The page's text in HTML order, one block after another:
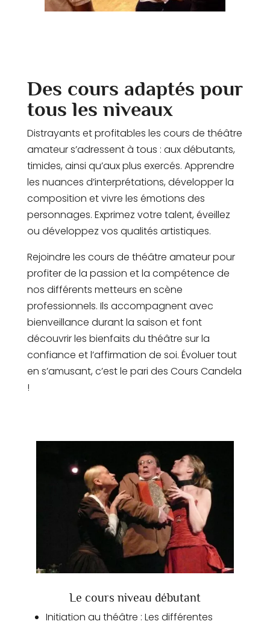
Des cours adaptés pour
tous les niveaux
Distrayants et profitables les cours de théâtre
amateur s’adressent à tous : aux débutants,
timides, ainsi qu’aux plus exercés. Apprendre
les nuances d’interprétations, développer la
composition et vivre les émotions des
personnages. Exprimez votre talent, éveillez
ou développez vos qualités artistiques.
Rejoindre les cours de théâtre amateur pour
profiter de la passion et la compétence de
nos différents metteurs en scène
professionnels. Ils accompagnent avec
bienveillance durant la saison et font
découvrir les bienfaits du théâtre sur la
confiance et l’affirmation de soi. Évoluer tout
en s’amusant, c’est le pari des Cours Candela
!
Le cours niveau débutant
Initiation au théâtre : Les différentes